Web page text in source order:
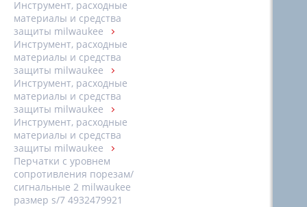
Инструмент, расходные
материалы и средства
защиты milwaukee
Инструмент, расходные
материалы и средства
защиты milwaukee
Инструмент, расходные
материалы и средства
защиты milwaukee
Инструмент, расходные
материалы и средства
защиты milwaukee
Перчатки с уровнем
сопротивления порезам/
сигнальные 2 milwaukee
размер s/7 4932479921